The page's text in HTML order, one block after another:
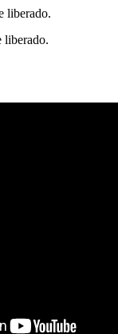
liberado.
liberado.